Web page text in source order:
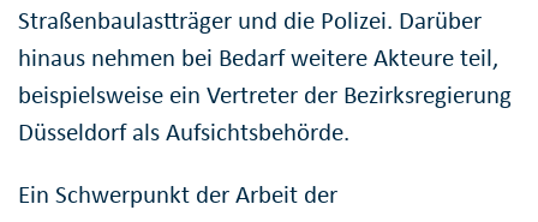
Straßenbaulastträger und die Polizei. Darüber
hinaus nehmen bei Bedarf weitere Akteure teil,
beispielsweise ein Vertreter der Bezirksregierung
Düsseldorf als Aufsichtsbehörde.
Ein Schwerpunkt der Arbeit der